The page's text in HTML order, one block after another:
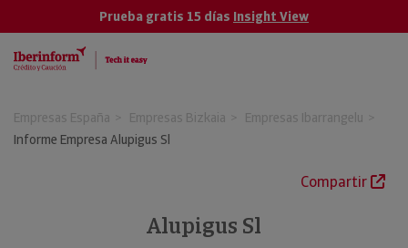
Prueba gratis 15 días Insight View
Empresas España Empresas Bizkaia
Empresas Ibarrangelu
Informe Empresa Alupigus Sl
Compartir
Alupigus Sl